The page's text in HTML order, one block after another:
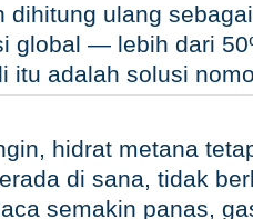
dihitung ulang
global — lebih dari
itu adalah solusi
hidrat metana
di sana, tidak
semakin panas,